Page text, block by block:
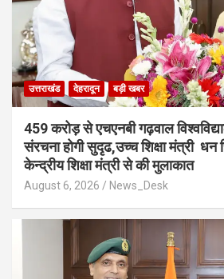
उत्तराखंड देहरादून बड़ी खबर
459 करोड़ से एचएनबी गढ़वाल
संरचना होगी सुदृढ,उच्च शिक्षा मंत्री धन
केन्द्रीय शिक्षा मंत्री से की मुलाकात
August 6, 2026 News_Desk